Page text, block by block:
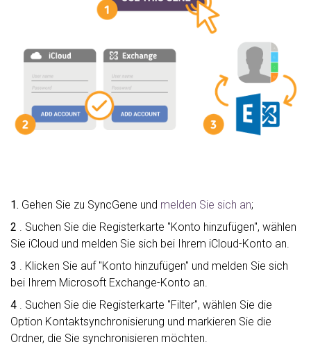
1. Gehen Sie zu SyncGene und melden Sie sich an;
2 . Suchen Sie die Registerkarte "Konto hinzufügen", wählen
Sie iCloud und melden Sie sich bei Ihrem iCloud-Konto an.
3
. Klicken Sie auf "Konto hinzufügen" und melden Sie sich
bei Ihrem Microsoft Exchange-Konto an.
4 . Suchen Sie die Registerkarte "Filter", wählen Sie die
Option Kontaktsynchronisierung und markieren Sie die
Ordner, die Sie synchronisieren möchten.